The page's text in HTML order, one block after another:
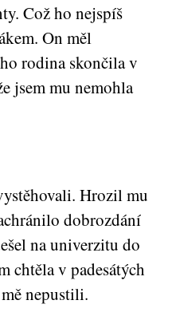
Což ho nejspíš
On měl
rodina skončila v
jsem mu nemohla
Hrozil mu
dobrozdání
na univerzitu do
chtěla v padesátých
nepustili.